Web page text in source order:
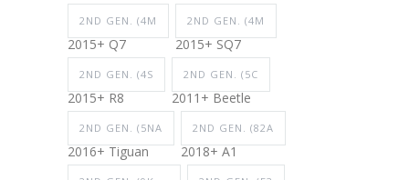
2ND GEN. (4M
2015+ Q7
2ND GEN. (4M
2015+ SQ7
2ND GEN. (4S
2015+ R8
2ND GEN. (5C
2011+ Beetle
2ND GEN. (5NA
2016+ Tiguan
2ND GEN. (82A
2018+ A1